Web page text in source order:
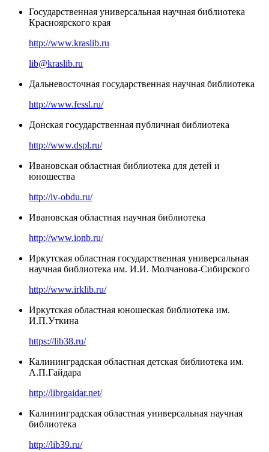
Государственная универсальная научная библиотека
Красноярского края
http://www.kraslib.ru
lib@kraslib.ru
Дальневосточная государственная научная библиотека
http://www.fessl.ru/
Донская государственная публичная библиотека
http://www.dspl.ru/
Ивановская областная библиотека для детей и
юношества
http://iv-obdu.ru/
Ивановская областная научная библиотека
http://www.ionb.ru/
Иркутская областная государственная универсальная
научная библиотека им. И.И. Молчанова-Сибирского
http://www.irklib.ru/
Иркутская областная юношеская библиотека им.
И.П.Уткина
https://lib38.ru/
Калининградская областная детская библиотека им.
А.П.Гайдара
http://librgaidar.net/
Калининградская областная универсальная научная
библиотека
http://lib39.ru/